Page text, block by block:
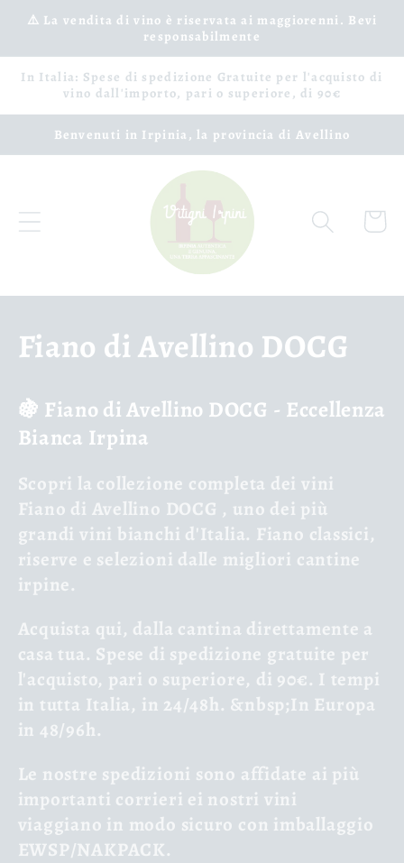
et passer
contenu
⚠️ La vendita di vino è riservata ai maggiorenni. Bevi
responsabilmente
In Italia: Spese di spedizione Gratuite per l'acquisto di
vino dall'importo, pari o superiore, di 90€
Benvenuti in Irpinia, la provincia di Avellino
Panier
C
o
l
l
e
c
t
i
o
n
:
Fiano di Avellino DOCG
🍇 Fiano di Avellino DOCG - Eccellenza
Bianca Irpina
Scopri la collezione completa dei vini
Fiano di Avellino DOCG , uno dei più
grandi vini bianchi d'Italia. Fiano classici,
riserve e selezioni dalle migliori cantine
irpine.
Acquista qui, dalla cantina direttamente a
casa tua. Spese di spedizione gratuite per
l'acquisto, pari o superiore, di 90€. I tempi
in tutta Italia, in 24/48h. &nbsp;In Europa
in 48/96h.
Le nostre spedizioni sono affidate ai più
importanti corrieri ei nostri vini
viaggiano in modo sicuro con imballaggio
EWSP/NAKPACK.